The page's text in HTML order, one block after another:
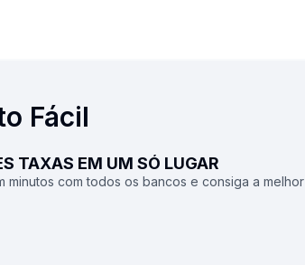
Fácil
TAXAS EM UM SÓ LUGAR
minutos com todos os bancos e consiga a melhor